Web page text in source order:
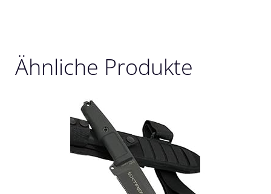
Ähnliche Produkte